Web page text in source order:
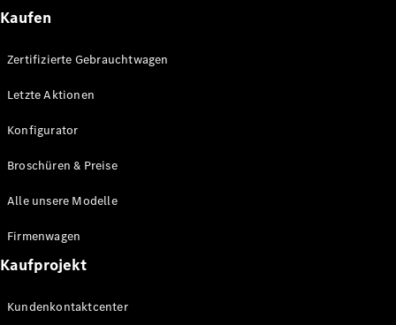
Kaufen
Zertifizierte Gebrauchtwagen
Letzte Aktionen
Konfigurator
Broschüren & Preise
Alle unsere Modelle
Firmenwagen
Kaufprojekt
Kundenkontaktcenter